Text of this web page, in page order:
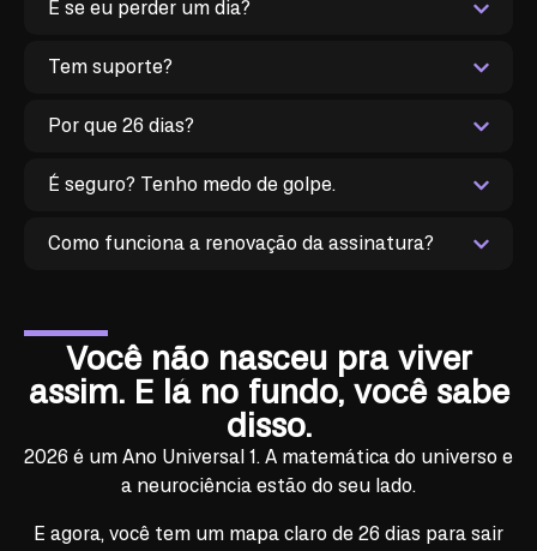
E se eu perder um dia?
Tem suporte?
Por que 26 dias?
É seguro? Tenho medo de golpe.
Como funciona a renovação da assinatura?
Você não nasceu pra viver
assim. E lá no fundo, você sabe
disso.
2026 é um Ano Universal 1. A matemática do universo e
a neurociência estão do seu lado.
E agora, você tem um mapa claro de 26 dias para sair